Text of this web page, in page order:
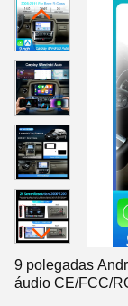
Head Unit
9 polegadas
áudio CE/FCC/